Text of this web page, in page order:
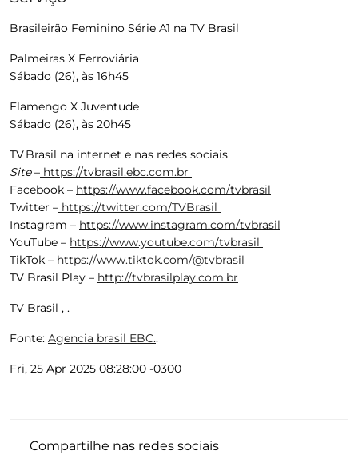
Brasileirão Feminino Série A1 na TV Brasil
Palmeiras X Ferroviária
Sábado (26), às 16h45
Flamengo X Juventude
Sábado (26), às 20h45
TV Brasil na internet e nas redes sociais
Site– https://tvbrasil.ebc.com.br
Facebook – https://www.facebook.com/tvbrasil
Twitter – https://twitter.com/TVBrasil
Instagram – https://www.instagram.com/tvbrasil
YouTube – https://www.youtube.com/tvbrasil
TikTok – https://www.tiktok.com/@tvbrasil
TV Brasil Play – http://tvbrasilplay.com.br
TV Brasil , .
Fonte: Agencia brasil EBC..
Fri, 25 Apr 2025 08:28:00 -0300
Compartilhe nas redes sociais